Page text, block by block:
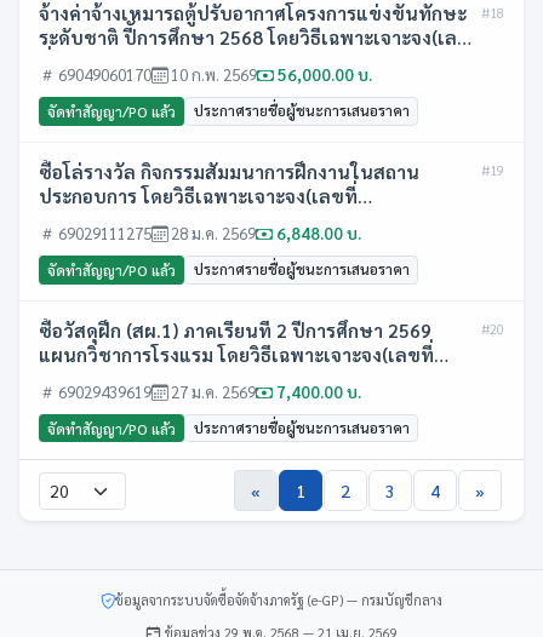
จ้างค่าจ้างเหมารถตู้ปรับอากาศโครงการแข่งขันทักษะ
ระดับชาติ ปีัการศึกษา 2568 โดยวิธีเฉพาะเจาะจง(เลข
ที่โครงการ:69049060170)
#18
69049060170 10 ก.พ. 2569 56,000.00 บ.
จัดทำสัญญา/PO แล้ว ประกาศรายชื่อผู้ชนะการเสนอราคา
ซื้อโล่รางวัล กิจกรรมสัมมนาการฝึกงานในสถาน
ประกอบการ โดยวิธีเฉพาะเจาะจง(เลขที่
โครงการ:69029111275)
#19
69029111275 28 ม.ค. 2569 6,848.00 บ.
จัดทำสัญญา/PO แล้ว ประกาศรายชื่อผู้ชนะการเสนอราคา
ซื้อวัสดุฝึก (สผ.1) ภาคเรียนที่ 2 ปีการศึกษา 2569
แผนกวิชาการโรงแรม โดยวิธีเฉพาะเจาะจง(เลขที่
โครงการ:69029439619)
#20
69029439619 27 ม.ค. 2569 7,400.00 บ.
จัดทำสัญญา/PO แล้ว ประกาศรายชื่อผู้ชนะการเสนอราคา
« 1 2 3 4 »
ข้อมูลจากระบบจัดซื้อจัดจ้างภาครัฐ (e-GP) — กรมบัญชีกลาง
ข้อมูลช่วง 29 พ.ค. 2568 — 21 เม.ย. 2569